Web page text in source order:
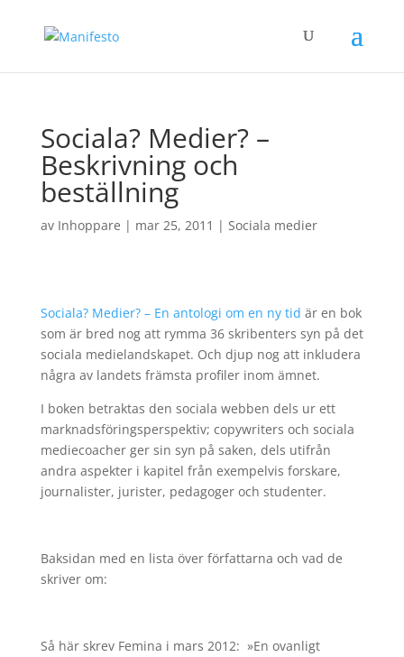
Sociala? Medier? –
Beskrivning och
beställning
av Inhoppare | mar 25, 2011 | Sociala medier
Sociala? Medier? – En antologi om en ny tid är en bok
som är bred nog att rymma 36 skribenters syn på det
sociala medielandskapet. Och djup nog att inkludera
några av landets främsta profiler inom ämnet.
I boken betraktas den sociala webben dels ur ett
marknadsföringsperspektiv; copywriters och sociala
mediecoacher ger sin syn på saken, dels utifrån
andra aspekter i kapitel från exempelvis forskare,
journalister, jurister, pedagoger och studenter.
Baksidan med en lista över författarna och vad de
skriver om:
Så här skrev Femina i mars 2012: »En ovanligt